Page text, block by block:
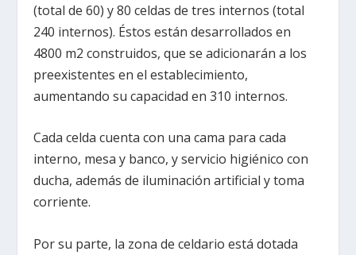
(total de 60) y 80 celdas de tres internos (total
240 internos). Éstos están desarrollados en
4800 m2 construidos, que se adicionarán a los
preexistentes en el establecimiento,
aumentando su capacidad en 310 internos.
Cada celda cuenta con una cama para cada
interno, mesa y banco, y servicio higiénico con
ducha, además de iluminación artificial y toma
corriente.
Por su parte, la zona de celdario está dotada